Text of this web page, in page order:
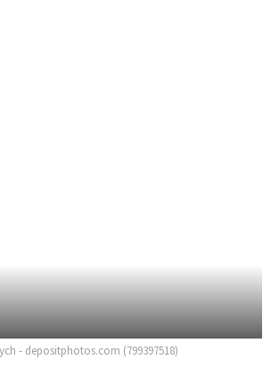
- depositphotos.com (799397518)